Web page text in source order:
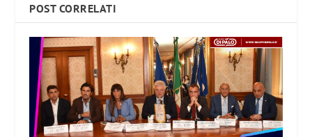
POST CORRELATI